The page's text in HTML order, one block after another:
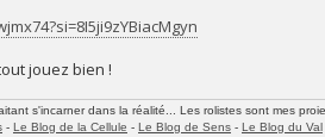
jouez bien !
s'incarner dans la réalité... Les rolistes sont mes
- Le Blog de la Cellule - Le Blog de Sens - Le Blog du Val